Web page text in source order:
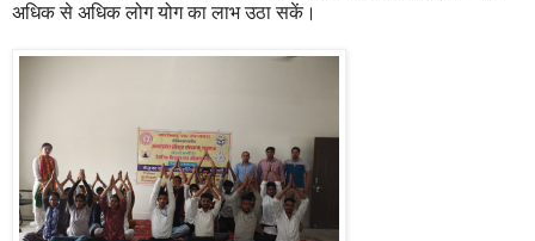
अधिक से अधिक लोग योग का लाभ उठा सकें।